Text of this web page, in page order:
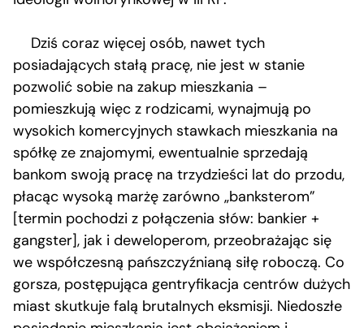
Dziś coraz więcej osób, nawet tych
posiadających stałą pracę, nie jest w stanie
pozwolić sobie na zakup mieszkania –
pomieszkują więc z rodzicami, wynajmują po
wysokich komercyjnych stawkach mieszkania na
spółkę ze znajomymi, ewentualnie sprzedają
bankom swoją pracę na trzydzieści lat do przodu,
płacąc wysoką marżę zarówno „banksterom”
[termin pochodzi z połączenia słów: bankier +
gangster], jak i deweloperom, przeobrażając się
we współczesną pańszczyźnianą siłę roboczą. Co
gorsza, postępująca gentryfikacja centrów dużych
miast skutkuje falą brutalnych eksmisji. Niedoszłe